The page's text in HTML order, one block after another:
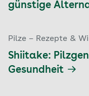
günstige
Pilze – Rezepte &
Shiitake:
Gesundheit